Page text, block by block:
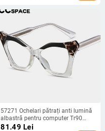
57271 Ochelari pătrați anti lumină
albastră pentru computer Tr90
optici prescripție Spectaclse Trend
81.49 Lei